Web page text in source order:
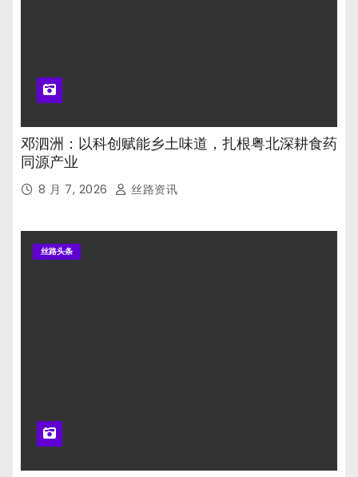
邓泗洲：以科创赋能乡土味道，扎根粤北深耕食药
同源产业
8 月 7, 2026 丝路资讯
丝路头条